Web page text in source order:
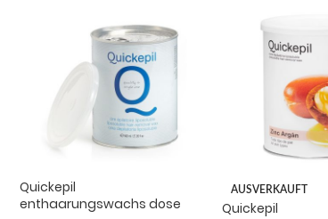
Quickepil
enthaarungswachs dose
AUSVERKAUFT
Quickepil